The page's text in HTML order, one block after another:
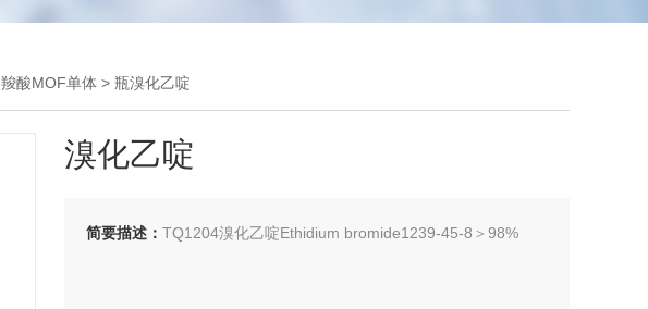
羧酸MOF单体 > 瓶溴化乙啶
溴化乙啶
简要描述：TQ1204溴化乙啶Ethidium bromide1239-45-8＞98%